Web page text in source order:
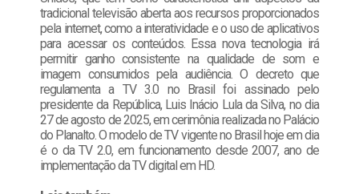
tradicional televisão aberta aos recursos proporcionados
pela internet, como a interatividade e o uso de aplicativos
para acessar os conteúdos. Essa nova tecnologia irá
permitir ganho consistente na qualidade de som e
imagem consumidos pela audiência. O decreto que
regulamenta a TV 3.0 no Brasil foi assinado pelo
presidente da República, Luis Inácio Lula da Silva, no dia
27 de agosto de 2025, em cerimônia realizada no Palácio
do Planalto. O modelo de TV vigente no Brasil hoje em dia
é o da TV 2.0, em funcionamento desde 2007, ano de
implementação da TV digital em HD.